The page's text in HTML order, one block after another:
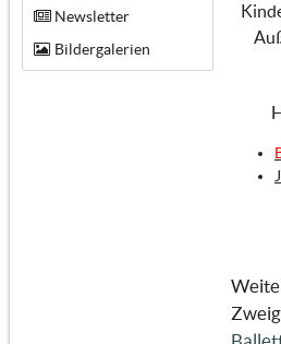
Newsletter
Bildergalerien